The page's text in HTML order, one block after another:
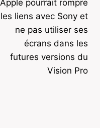
Apple pourrait rompre
les liens avec Sony et
ne pas utiliser ses
écrans dans les
futures versions du
Vision Pro